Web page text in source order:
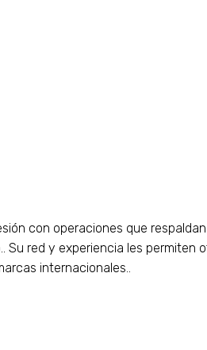
con operaciones que
Su red y experiencia les permiten
internacionales..